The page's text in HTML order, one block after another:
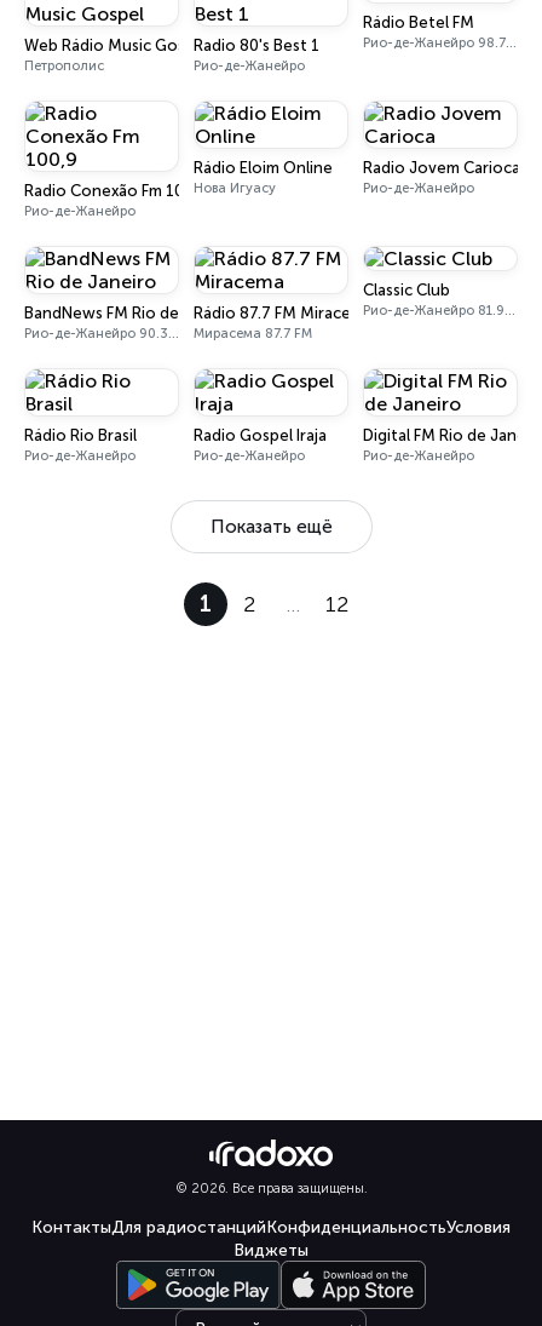
Web Rádio Music Gospel
Петрополис
Radio 80's Best 1
Рио-де-Жанейро
Rádio Betel FM
Рио-де-Жанейро 98.7 FM
Radio Conexão Fm 100,9
Рио-де-Жанейро
Rádio Eloim Online
Нова Игуасу
Radio Jovem Carioca
Рио-де-Жанейро
BandNews FM Rio de Janeiro
Рио-де-Жанейро 90.3 FM
Rádio 87.7 FM Miracema
Мирасема 87.7 FM
Classic Club
Рио-де-Жанейро 81.9 FM
Rádio Rio Brasil
Рио-де-Жанейро
Radio Gospel Iraja
Рио-де-Жанейро
Digital FM Rio de
Рио-де-Жанейро
Показать ещё
1 2 … 12
© 2026. Все права защищены.
КонтактыДля радиостанцийКонфиденциальностьУсловия
Виджеты
Select language